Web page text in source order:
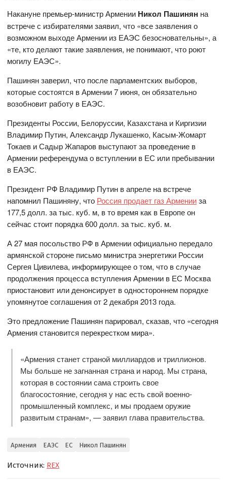
Накануне премьер-министр Армении Никол Пашинян на
встрече с избирателями заявил, что «все заявления о
возможном выходе Армении из ЕАЭС безосновательны», а
«те, кто делают такие заявления, не понимают, что роют
могилу ЕАЭС».
Пашинян заверил, что после парламентских выборов,
которые состоятся в Армении 7 июня, он обязательно
возобновит работу в ЕАЭС.
Президенты России, Белоруссии, Казахстана и Киргизии
Владимир Путин, Александр Лукашенко, Касым-Жомарт
Токаев и Садыр Жапаров выступают за проведение в
Армении референдума о вступлении в ЕС или пребывании
в ЕАЭС.
Президент РФ Владимир Путин в апреле на встрече
напомнил Пашиняну, что Россия продает газ Арменииза
177,5 долл. за тыс. куб. м, в то время как в Европе он
сейчас стоит порядка 600 долл. за тыс. куб. м.
А 27 мая посольство РФ в Армении официально передало
армянской стороне письмо министра энергетики России
Сергея Цивилева, информирующее о том, что в случае
продолжения процесса вступления Армении в ЕС Москва
приостановит или денонсирует в одностороннем порядке
упомянутое соглашения от 2 декабря 2013 года.
Это предложение Пашинян парировал, сказав, что «сегодня
Армения становится перекрестком мира».
«Армения станет страной миллиардов и триллионов.
Мы больше не загнанная страна и народ. Мы страна,
которая в состоянии сама строить свое
благосостояние, сегодня у нас есть свой военно-
промышленный комплекс, и мы продаем оружие
развитым странам», — заявил глава правительства.
Армения ЕАЭС ЕС Никол Пашинян
Источник: REX